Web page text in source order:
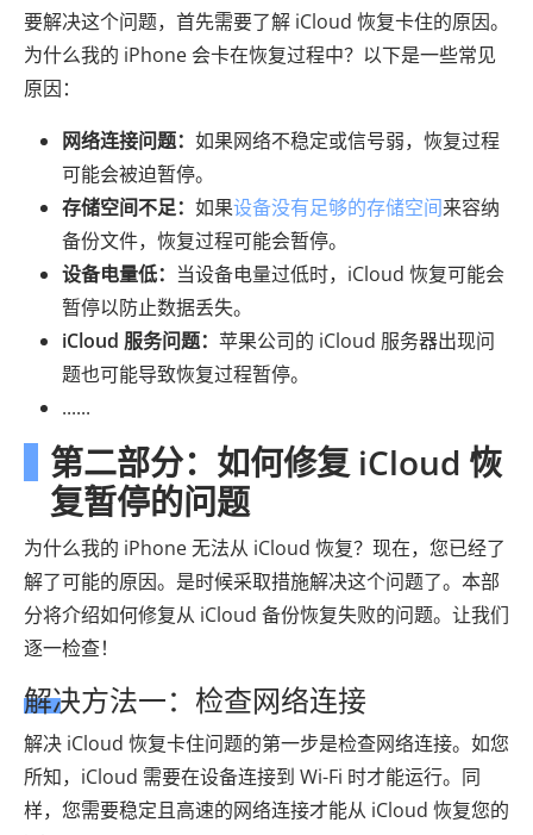
要解决这个问题，首先需要了解 iCloud 恢复卡住的原因。
为什么我的 iPhone 会卡在恢复过程中？以下是一些常见
原因：
网络连接问题： 如果网络不稳定或信号弱，恢复过程
可能会被迫暂停。
存储空间不足： 如果设备没有足够的存储空间来容纳
备份文件，恢复过程可能会暂停。
设备电量低： 当设备电量过低时，iCloud 恢复可能会
暂停以防止数据丢失。
iCloud 服务问题： 苹果公司的 iCloud 服务器出现问
题也可能导致恢复过程暂停。
......
第二部分：如何修复 iCloud 恢
复暂停的问题
为什么我的 iPhone 无法从 iCloud 恢复？现在，您已经了
解了可能的原因。是时候采取措施解决这个问题了。本部
分将介绍如何修复从 iCloud 备份恢复失败的问题。让我们
逐一检查！
解决方法一：检查网络连接
解决 iCloud 恢复卡住问题的第一步是检查网络连接。如您
所知，iCloud 需要在设备连接到 Wi-Fi 时才能运行。同
样，您需要稳定且高速的网络连接才能从 iCloud 恢复您的